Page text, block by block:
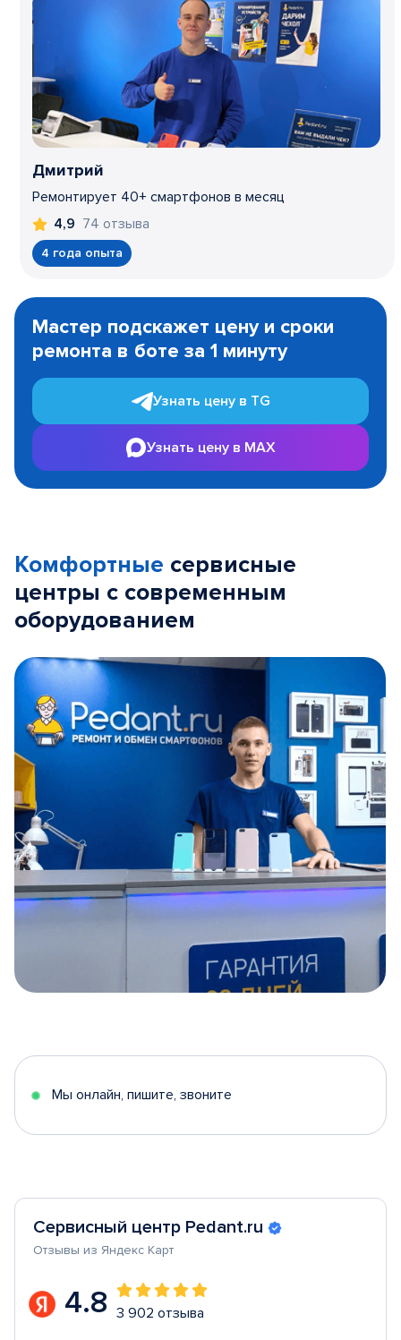
Дмитрий
Ремонтирует 40+ смартфонов в месяц
4,9 74 отзыва
4 года опыта
1
Мастер подскажет цену и сроки
ремонта в боте за 1 минуту
Узнать цену в TG
Узнать цену в MAX
Комфортные сервисные
центры с современным
оборудованием
5
Мы онлайн, пишите, звоните
Сервисный центр Pedant.ru
Отзывы из Яндекс Карт
4.8 3 902 отзыва